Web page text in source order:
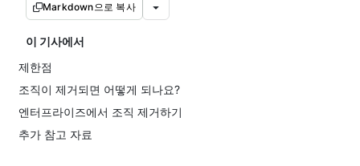
Markdown으로 복사
이 기사에서
제한점
조직이 제거되면 어떻게 되나요?
엔터프라이즈에서 조직 제거하기
추가 참고 자료